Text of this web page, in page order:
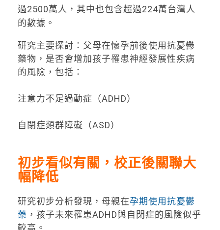
過2500萬人，其中也包含超過224萬台灣人
的數據。
研究主要探討：父母在懷孕前後使用抗憂鬱
藥物，是否會增加孩子罹患神經發展性疾病
的風險，包括：
注意力不足過動症（ADHD）
自閉症類群障礙（ASD）
初步看似有關，校正後關聯大
幅降低
研究初步分析發現，母親在孕期使用抗憂鬱
藥 ，孩子未來罹患ADHD與自閉症的風險似乎
較高。